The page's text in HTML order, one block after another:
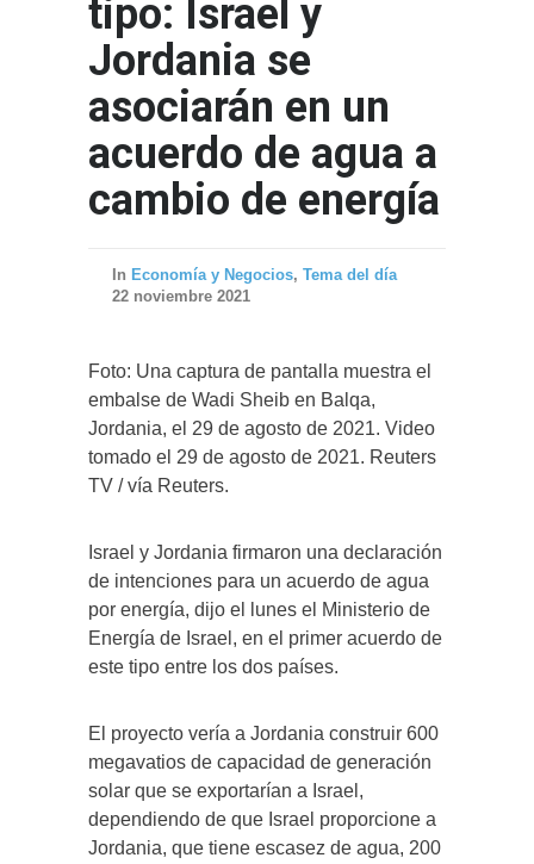
tipo: Israel y
Jordania se
asociarán en un
acuerdo de agua a
cambio de energía
In Economía y Negocios, Tema del día
22 noviembre 2021
Foto: Una captura de pantalla muestra el
embalse de Wadi Sheib en Balqa,
Jordania, el 29 de agosto de 2021. Video
tomado el 29 de agosto de 2021. Reuters
TV / vía Reuters.
Israel y Jordania firmaron una declaración
de intenciones para un acuerdo de agua
por energía, dijo el lunes el Ministerio de
Energía de Israel, en el primer acuerdo de
este tipo entre los dos países.
El proyecto vería a Jordania construir 600
megavatios de capacidad de generación
solar que se exportarían a Israel,
dependiendo de que Israel proporcione a
Jordania, que tiene escasez de agua, 200